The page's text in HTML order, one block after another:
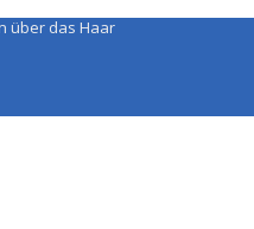
über das Haar